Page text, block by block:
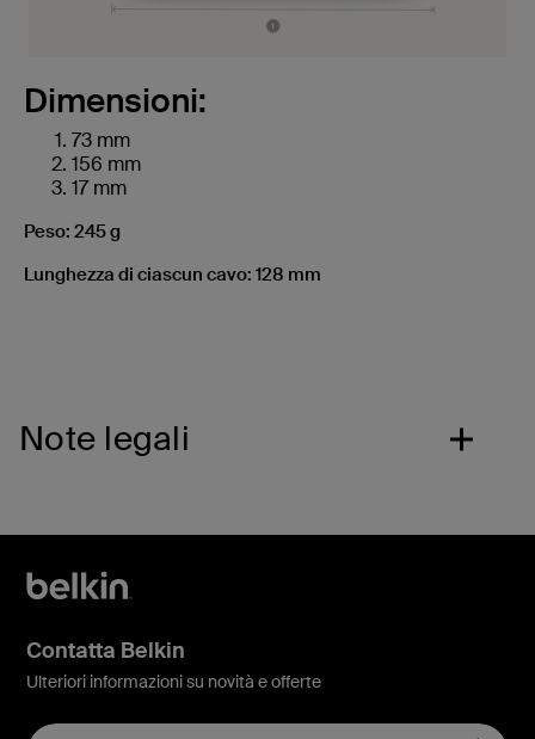
Dimensioni:
73 mm
156 mm
17 mm
Peso: 245 g
Lunghezza di ciascun cavo: 128 mm
Note legali
Contatta Belkin
Ulteriori informazioni su novità e offerte